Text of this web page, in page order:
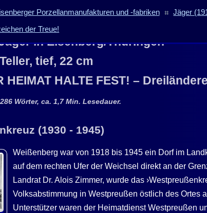
Porzellanmanufakturen und -fabriken ⌗ Jäger
der Treue!
in Eisenberg/Thüringen
tief, 22 cm
HEIMAT HALTE FEST! –
Wörter, ca. 1,7 Min. Lesedauer.
(1930 - 1945)
Weißenberg war von 1918 bis 1945 ein Dorf im
auf dem rechten Ufer der Weichsel direkt an der
Landrat Dr. Alois Zimmer, wurde das
Volksabstimmung in Westpreußen östlich des Ortes
Unterstützer waren der Heimatdienst Westpreußen